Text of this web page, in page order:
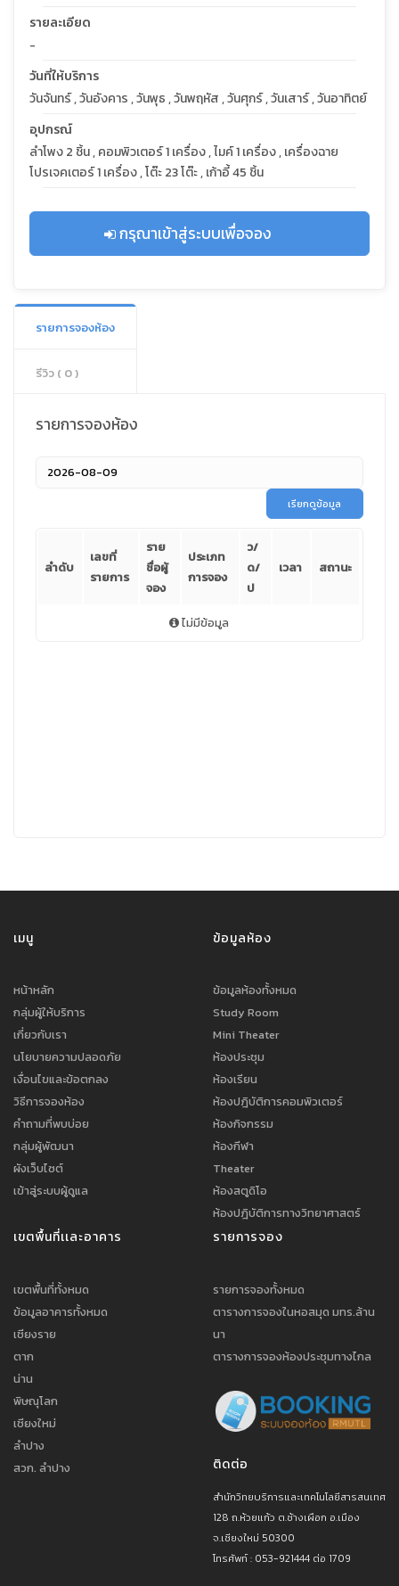
รายละเอียด
-
วันที่ให้บริการ
วันจันทร์ , วันอังคาร , วันพุธ , วันพฤหัส , วันศุกร์ , วันเสาร์ , วันอาทิตย์
อุปกรณ์
ลำโพง 2 ชิ้น , คอมพิวเตอร์ 1 เครื่อง , ไมค์ 1 เครื่อง , เครื่องฉาย
โปรเจคเตอร์ 1 เครื่อง , โต๊ะ 23 โต๊ะ , เก้าอี้ 45 ชิ้น
กรุณาเข้าสู่ระบบเพื่อจอง
รายการจองห้อง
รีวิว ( 0 )
รายการจองห้อง
เรียกดูข้อมูล
ลำดับ
เลขที่
รายการ
ราย
ชื่อผู้
จอง
ประเภท
การจอง
ว/
ด/
ป
เวลา สถานะ
ไม่มีข้อมูล
เมนู
หน้าหลัก
กลุ่มผู้ให้บริการ
เกี่ยวกับเรา
นโยบายความปลอดภัย
เงื่อนไขและข้อตกลง
วิธีการจองห้อง
คำถามที่พบบ่อย
กลุ่มผู้พัฒนา
ผังเว็บไซต์
เข้าสู่ระบบผู้ดูแล
ข้อมูลห้อง
ข้อมูลห้องทั้งหมด
Study Room
Mini Theater
ห้องประชุม
ห้องเรียน
ห้องปฎิบัติการคอมพิวเตอร์
ห้องกิจกรรม
ห้องกีฬา
Theater
ห้องสตูดิโอ
ห้องปฎิบัติการทางวิทยาศาสตร์
เขตพื้นที่เเละอาคาร
เขตพื้นที่ทั้งหมด
ข้อมูลอาคารทั้งหมด
เชียงราย
ตาก
น่าน
พิษณุโลก
เชียงใหม่
ลำปาง
สวก. ลำปาง
รายการจอง
รายการจองทั้งหมด
ตารางการจองในหอสมุด มทร.ล้าน
นา
ตารางการจองห้องประชุมทางไกล
ติดต่อ
สำนักวิทยบริการและเทคโนโลยีสารสนเทศ
128 ถ.ห้วยแก้ว ต.ช้างเผือก อ.เมือง
จ.เชียงใหม่ 50300
โทรศัพท์ : 053-921444 ต่อ 1709